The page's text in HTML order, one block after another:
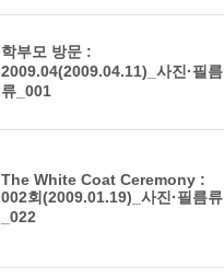
학부모 방문 :
2009.04(2009.04.11)_사진·필름
류_001
The White Coat Ceremony :
002회(2009.01.19)_사진·필름류
_022